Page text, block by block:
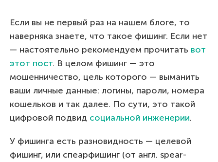
Если вы не первый раз на нашем блоге, то
наверняка знаете, что такое фишинг. Если нет
— настоятельно рекомендуем прочитать вот
этот пост. В целом фишинг — это
мошенничество, цель которого — выманить
ваши личные данные: логины, пароли, номера
кошельков и так далее. По сути, это такой
цифровой подвид социальной инженерии.
У фишинга есть разновидность — целевой
фишинг, или спеарфишинг (от англ. spear-